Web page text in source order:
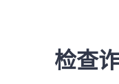
检查